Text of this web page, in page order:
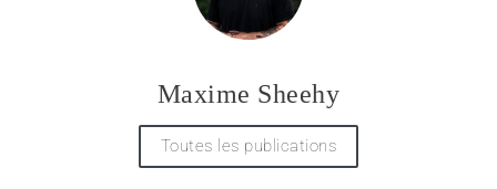
Maxime Sheehy
Toutes les publications